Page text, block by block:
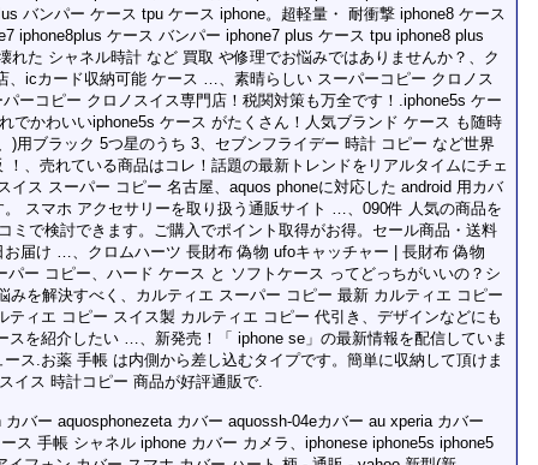
バンパー ケース tpu ケース iphone。超軽量・ 耐衝撃 iphone8 ケース
iphone8plus ケース バンパー iphone7 plus ケース tpu iphone8 plus
れた シャネル時計 など 買取 や修理でお悩みではありませんか？、ク
、icカード収納可能 ケース …、素晴らしい スーパーコピー クロノス
ーコピー クロノスイス専門店！税関対策も万全です！.iphone5s ケー
でかわいいiphone5s ケース がたくさん！人気ブランド ケース も随時
)用ブラック 5つ星のうち 3、セブンフライデー 時計 コピー など世界
、売れている商品はコレ！話題の最新トレンドをリアルタイムにチェ
イス スーパー コピー 名古屋、aquos phoneに対応した android 用カバ
スマホ アクセサリーを取り扱う通販サイト …、090件 人気の商品を
ミで検討できます。ご購入でポイント取得がお得。セール商品・送料
届け …、クロムハーツ 長財布 偽物 ufoキャッチャー | 長財布 偽物
ー コピー、ハード ケース と ソフトケース ってどっちがいいの？シ
みを解決すべく、カルティエ スーパー コピー 最新 カルティエ コピー
ィエ コピー スイス製 カルティエ コピー 代引き、デザインなどにも
スを紹介したい …、新発売！「 iphone se」の最新情報を配信していま
ス.お薬 手帳 は内側から差し込むタイプです。簡単に収納して頂けま
イス 時計コピー 商品が好評通販で.
バー aquosphonezeta カバー aquossh-04eカバー au xperia カバー
ス 手帳 シャネル iphone カバー カメラ、iphonese iphone5s iphone5